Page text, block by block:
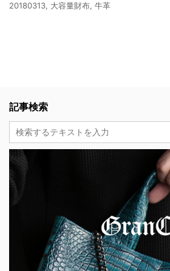
20180313, 大容量財布, 牛革
記事検索